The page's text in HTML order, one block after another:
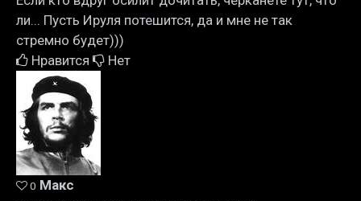
ли... Пусть Ируля потешится, да и мне не так
стремно будет)))
Нравится
Нет
0 Макс